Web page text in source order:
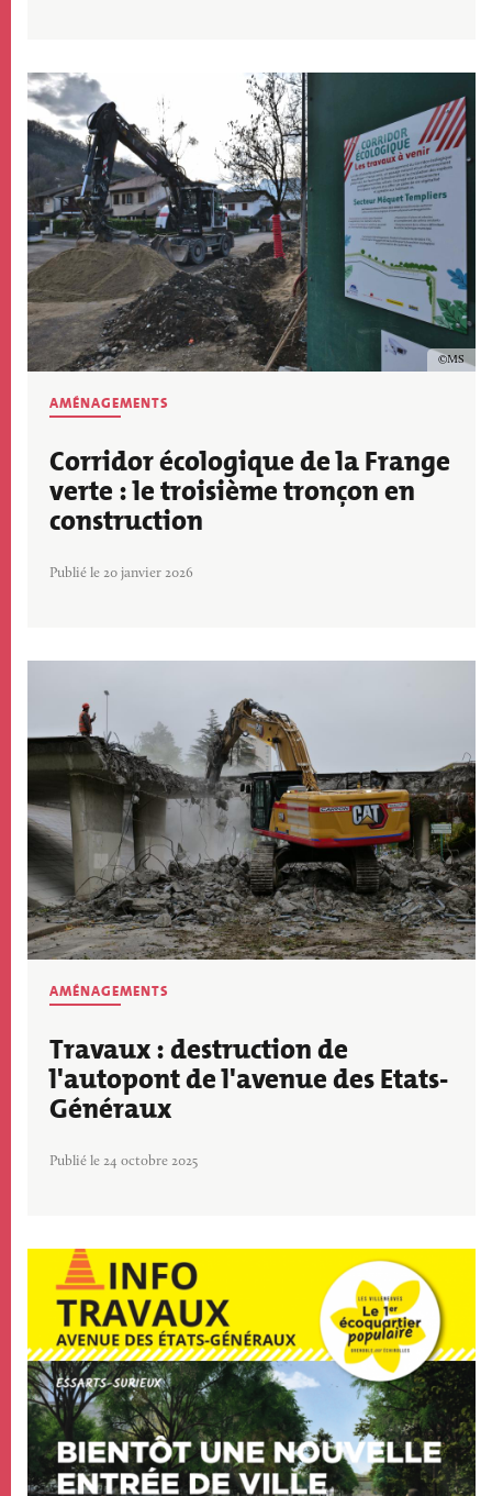
Image
MS
AMÉNAGEMENTS
Corridor écologique de la Frange
verte : le troisième tronçon en
construction
Publié le 20 janvier 2026
AMÉNAGEMENTS
Travaux : destruction de
l'autopont de l'avenue des Etats-
Généraux
Publié le 24 octobre 2025
Image